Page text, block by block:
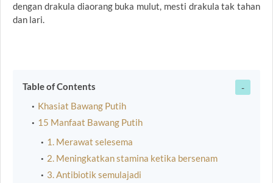
dengan drakula diaorang buka mulut, mesti drakula tak tahan
dan lari.
Table of Contents
Khasiat Bawang Putih
15 Manfaat Bawang Putih
1. Merawat selesema
2. Meningkatkan stamina ketika bersenam
3. Antibiotik semulajadi